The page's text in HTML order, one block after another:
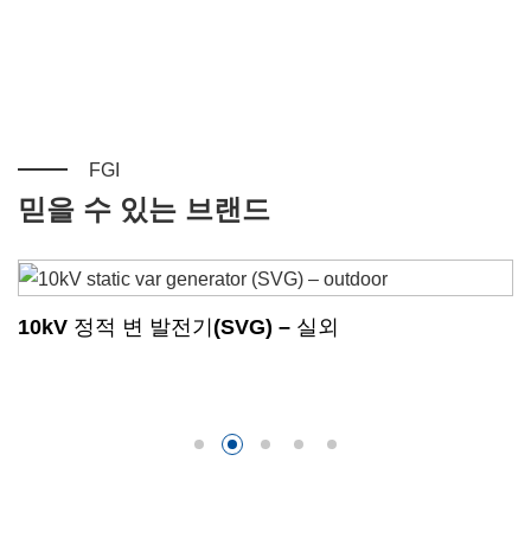
FGI
믿을 수 있는 브랜드
10kV 정적 변 발전기(SVG) – 실외